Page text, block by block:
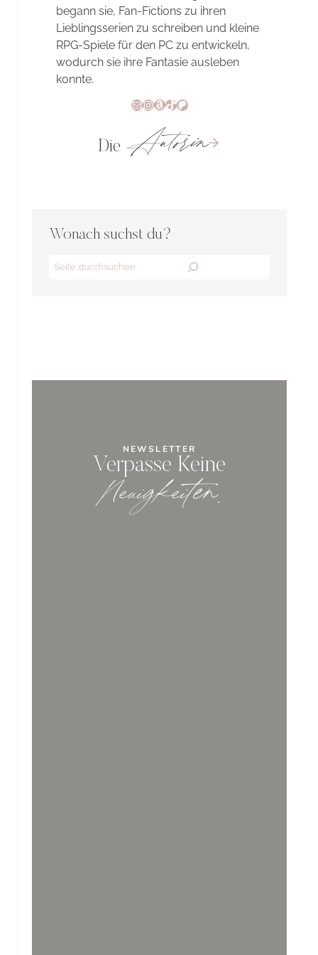
begann sie, Fan-Fictions zu ihren
Lieblingsserien zu schreiben und kleine
RPG-Spiele für den PC zu entwickeln,
wodurch sie ihre Fantasie ausleben
konnte.
E-MailInstagram
Amazon
TikTok
Patreon
Die Autorin
Wonach suchst du?
Search
NEWSLETTER
Verpasse Keine
Neuigkeiten.